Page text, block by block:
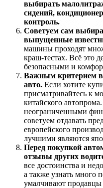
выбирать
сидений,
контроль.
Советуем сам
выпущенные
машины проходят
краш-тестах. Всё это
безопасными и
Важным критерием
авто. Если хотите
присматривайтесь к
китайского
неограниченными
советуем отдавать
европейского
лучшими являются
Перед покупкой
отзывы других
все достоинства и
а также узнать много
умалчивают продавцы